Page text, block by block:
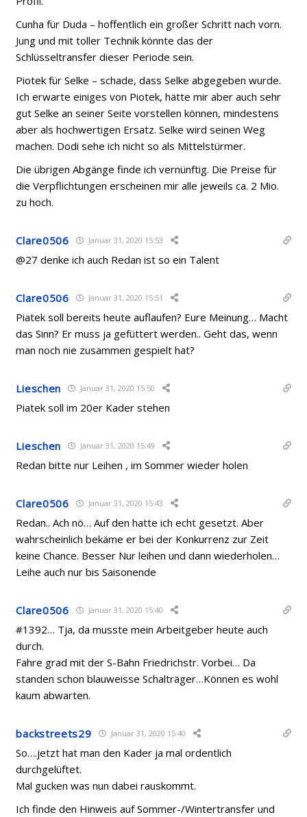
Cunha für Duda – hoffentlich ein großer Schritt nach vorn.
Jung und mit toller Technik könnte das der
Schlüsseltransfer dieser Periode sein.
Piotek für Selke – schade, dass Selke abgegeben wurde.
Ich erwarte einiges von Piotek, hätte mir aber auch sehr
gut Selke an seiner Seite vorstellen können, mindestens
aber als hochwertigen Ersatz. Selke wird seinen Weg
machen. Dodi sehe ich nicht so als Mittelstürmer.
Die übrigen Abgänge finde ich vernünftig. Die Preise für
die Verpflichtungen erscheinen mir alle jeweils ca. 2 Mio.
zu hoch.
Clare0506 Januar 31, 2020 15:53
@27 denke ich auch Redan ist so ein Talent
Clare0506 Januar 31, 2020 15:51
Piatek soll bereits heute auflaufen? Eure Meinung… Macht
das Sinn? Er muss ja gefüttert werden.. Geht das, wenn
man noch nie zusammen gespielt hat?
Lieschen Januar 31, 2020 15:50
Piatek soll im 20er Kader stehen
Lieschen Januar 31, 2020 15:49
Redan bitte nur Leihen , im Sommer wieder holen
Clare0506 Januar 31, 2020 15:43
Redan.. Ach nö… Auf den hatte ich echt gesetzt. Aber
wahrscheinlich bekäme er bei der Konkurrenz zur Zeit
keine Chance. Besser Nur leihen und dann wiederholen…
Leihe auch nur bis Saisonende
Clare0506 Januar 31, 2020 15:40
#1392… Tja, da musste mein Arbeitgeber heute auch
durch.
Fahre grad mit der S-Bahn Friedrichstr. Vorbei… Da
standen schon blauweisse Schalträger…Können es wohl
kaum abwarten.
backstreets29 Januar 31, 2020 15:40
So….jetzt hat man den Kader ja mal ordentlich
durchgelüftet.
Mal gucken was nun dabei rauskommt.
Ich finde den Hinweis auf Sommer-/Wintertransfer und